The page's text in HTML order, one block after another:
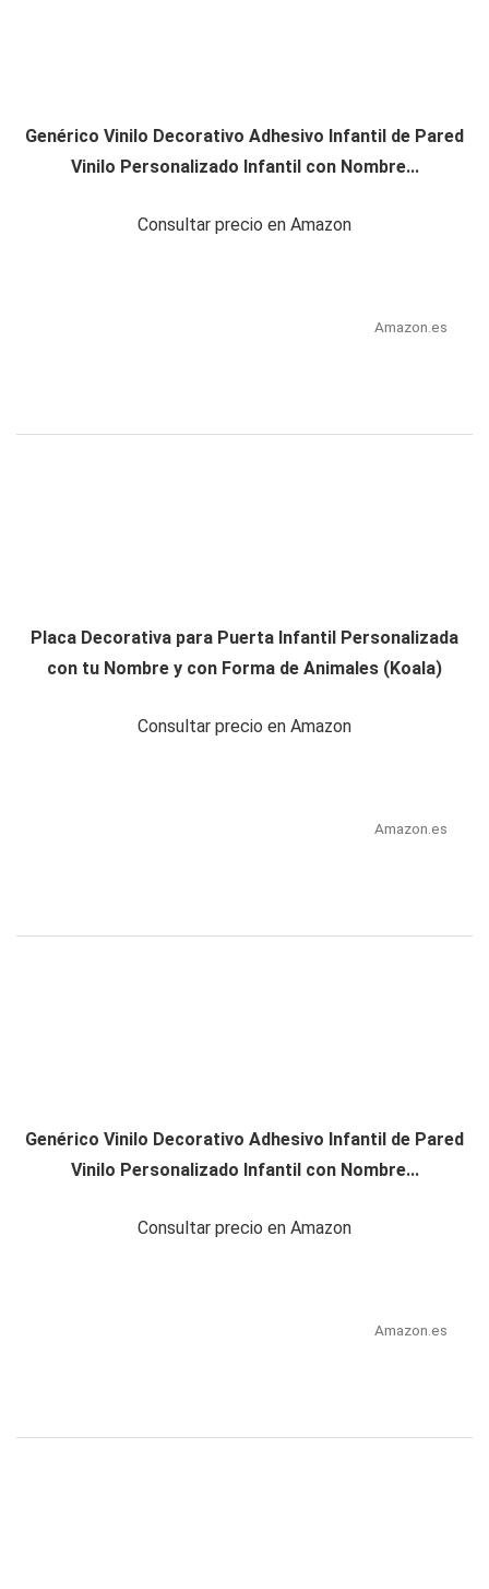
Genérico Vinilo Decorativo Adhesivo Infantil de Pared
Vinilo Personalizado Infantil con Nombre...
Consultar precio en Amazon
Amazon.es
Placa Decorativa para Puerta Infantil Personalizada
con tu Nombre y con Forma de Animales (Koala)
Consultar precio en Amazon
Amazon.es
Genérico Vinilo Decorativo Adhesivo Infantil de Pared
Vinilo Personalizado Infantil con Nombre...
Consultar precio en Amazon
Amazon.es